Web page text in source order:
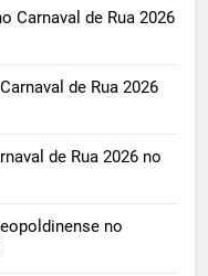
Carnaval de Rua 2026
de Rua 2026
de Rua 2026 no
no